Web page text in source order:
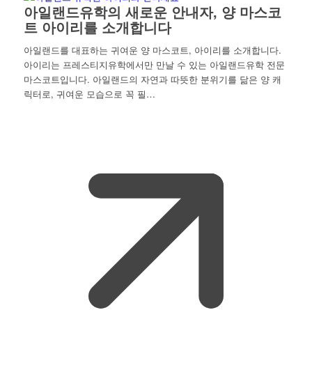
아일랜드유학의 새로운 안내자, 양 마스코
트 아이리를 소개합니다
아일랜드를 대표하는 귀여운 양 마스코트, 아이리를 소개합니다.
아이리는 프레스티지유학에서만 만날 수 있는 아일랜드유학 전문
마스코트입니다. 아일랜드의 자연과 따뜻한 분위기를 닮은 양 캐
릭터로, 귀여운 모습으로 꼭 필…